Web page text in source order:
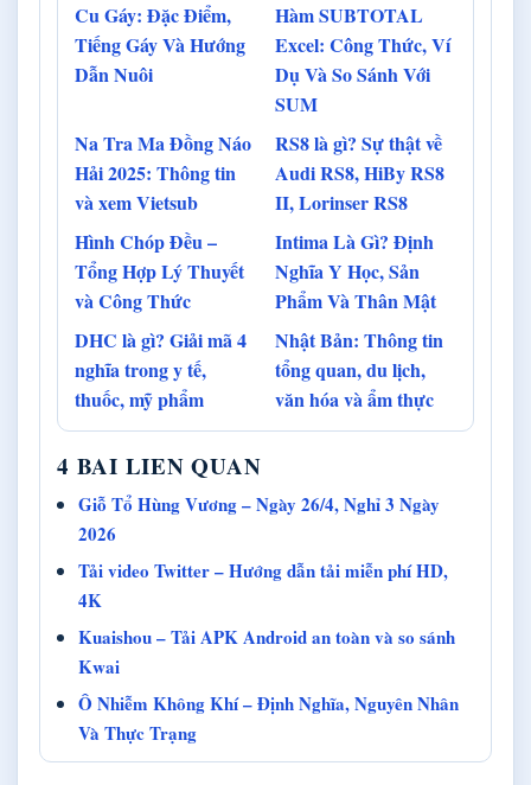
Cu Gáy: Đặc Điểm,
Tiếng Gáy Và Hướng
Dẫn Nuôi
Hàm SUBTOTAL
Excel: Công Thức, Ví
Dụ Và So Sánh Với
SUM
Na Tra Ma Đồng Náo
Hải 2025: Thông tin
và xem Vietsub
RS8 là gì? Sự thật về
Audi RS8, HiBy RS8
II, Lorinser RS8
Hình Chóp Đều –
Tổng Hợp Lý Thuyết
và Công Thức
Intima Là Gì? Định
Nghĩa Y Học, Sản
Phẩm Và Thân Mật
DHC là gì? Giải mã 4
nghĩa trong y tế,
thuốc, mỹ phẩm
Nhật Bản: Thông tin
tổng quan, du lịch,
văn hóa và ẩm thực
4 BAI LIEN QUAN
Giỗ Tổ Hùng Vương – Ngày 26/4, Nghỉ 3 Ngày
2026
Tải video Twitter – Hướng dẫn tải miễn phí HD,
4K
Kuaishou – Tải APK Android an toàn và so sánh
Kwai
Ô Nhiễm Không Khí – Định Nghĩa, Nguyên Nhân
Và Thực Trạng